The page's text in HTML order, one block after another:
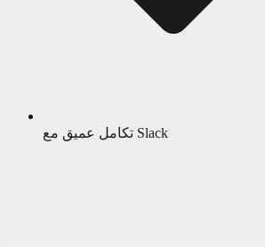
تكامل عميق مع Slack